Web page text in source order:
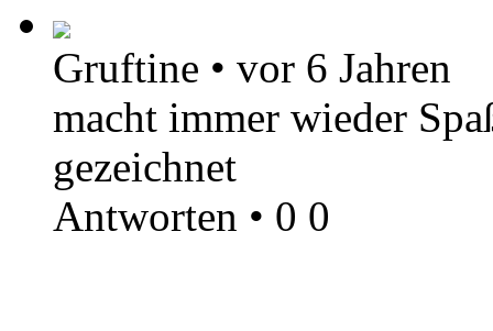
Gruftine • vor 6 Jahren
macht immer wieder
gezeichnet
Antworten • 0 0